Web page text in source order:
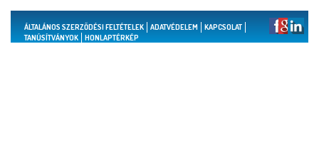
ÁLTALÁNOS SZERZŐDÉSI FELTÉTELEK ADATVÉDELEM
KAPCSOLAT
TANÚSÍTVÁNYOK
HONLAPTÉRKÉP